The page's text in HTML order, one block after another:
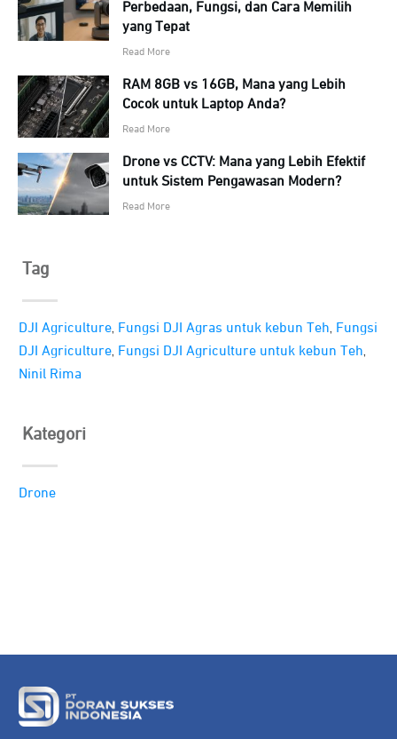
Perbedaan, Fungsi, dan Cara Memilih
yang Tepat
Read More
RAM 8GB vs 16GB, Mana yang Lebih
Cocok untuk Laptop Anda?
Read More
Drone vs CCTV: Mana yang Lebih Efektif
untuk Sistem Pengawasan Modern?
Read More
Tag
DJI Agriculture, Fungsi DJI Agras untuk kebun Teh, Fungsi
DJI Agriculture, Fungsi DJI Agriculture untuk kebun Teh,
Ninil Rima
Kategori
Drone